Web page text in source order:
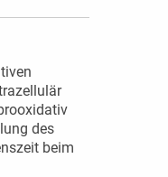
des
beim